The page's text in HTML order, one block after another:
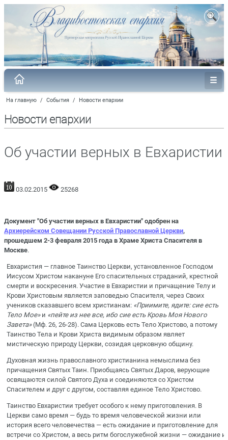
На главную / События / Новости епархии
Новости епархии
Об участии верных в Евхаристии
03.02.2015 25268
Документ "Об участии верных в Евхаристии" одобрен на
Архиерейском Совещании Русской Православной Церкви,
прошедшем 2-3 февраля 2015 года в Храме Христа Спасителя в
Москве.
Евхаристия — главное Таинство Церкви, установленное Господом
Иисусом Христом накануне Его спасительных страданий, крестной
смерти и воскресения. Участие в Евхаристии и причащение Телу и
Крови Христовым является заповедью Спасителя, через Своих
учеников сказавшего всем христианам: «Приимите, ядите: сие есть
Тело Мое»и «пейте из нее все, ибо сие есть Кровь Моя Нового
Завета»(Мф. 26, 26-28). Сама Церковь есть Тело Христово, а потому
Таинство Тела и Крови Христа видимым образом являет
мистическую природу Церкви, созидая церковную общину.
Духовная жизнь православного христианина немыслима без
причащения Святых Таин. Приобщаясь Святых Даров, верующие
освящаются силой Святого Духа и соединяются со Христом
Спасителем и друг с другом, составляя единое Тело Христово.
Таинство Евхаристии требует особого к нему приготовления. В
Церкви само время — будь то время человеческой жизни или
история всего человечества — есть ожидание и приготовление для
встречи со Христом, а весь ритм богослужебной жизни — ожидание и